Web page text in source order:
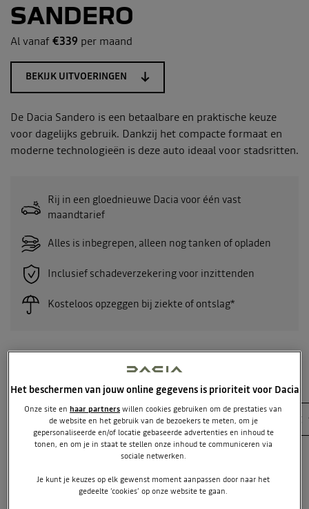
SANDERO
Al vanaf €339 per maand
BEKIJK UITVOERINGEN
De Dacia Sandero is een betaalbare en praktische keuze
voor dagelijks gebruik. Dankzij het compacte formaat en
moderne technologieën is deze auto ideaal voor stadsritten.
Rij in een gloednieuwe Dacia voor één vast
maandtarief
Alles is inbegrepen, alleen nog tanken of opladen
Inclusief schadeverzekering voor inzittenden
Kosteloos opzeggen bij ziekte of ontslag*
UITVOERINGEN VAN DE SANDERO
Brandstof Transmissie Uitvoering
Het beschermen van jouw online gegevens is prioriteit voor Dacia
Onze site en haar partners willen cookies gebruiken om de prestaties van
de website en het gebruik van de bezoekers te meten, om je
gepersonaliseerde en/of locatie gebaseerde advertenties en inhoud te
tonen, en om je in staat te stellen onze inhoud te communiceren via
sociale netwerken.
Je kunt je keuzes op elk gewenst moment aanpassen door naar het
gedeelte ‘cookies’ op onze website te gaan.